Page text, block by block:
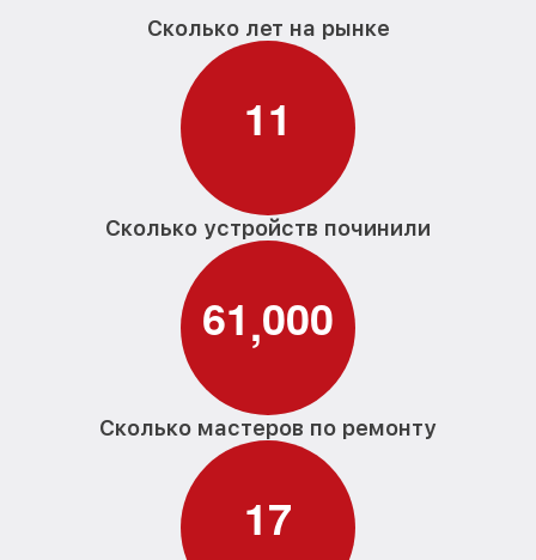
Сколько лет на рынке
11
Сколько устройств починили
61,000
Сколько мастеров по ремонту
17